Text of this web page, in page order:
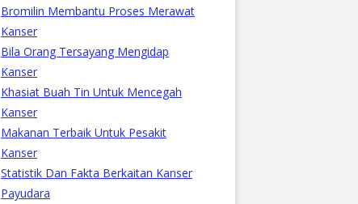
Bromilin Membantu Proses Merawat
Kanser
Bila Orang Tersayang Mengidap
Kanser
Khasiat Buah Tin Untuk Mencegah
Kanser
Makanan Terbaik Untuk Pesakit
Kanser
Statistik Dan Fakta Berkaitan Kanser
Payudara